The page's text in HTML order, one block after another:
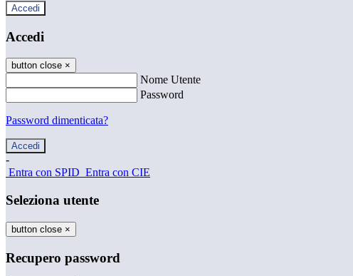
Accedi
Accedi
button close ×
Nome Utente
Password
Password dimenticata?
-
Entra con SPID Entra con CIE
Seleziona utente
button close ×
Recupero password